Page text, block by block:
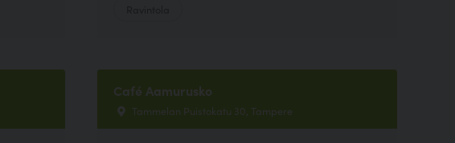
Café Aamurusko
Tammelan Puistokatu 30, Tampere